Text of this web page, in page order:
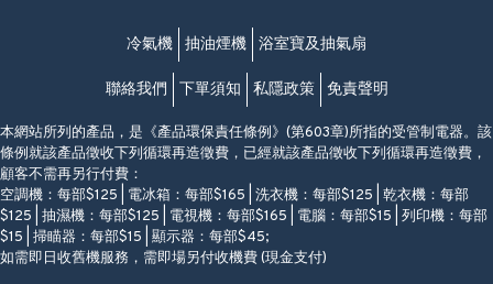
(黃竹坑地鐵站轉4M專線小巴)
冷氣機 抽油煙機 浴室寶及抽氣扇
聯絡我們 下單須知 私隱政策 免責聲明
本網站所列的產品，是《產品環保責任條例》(第603章)所指的受管制電器。該
條例就該產品徵收下列循環再造徵費，已經就該產品徵收下列循環再造徵費，
顧客不需再另行付費：
空調機：每部$125 | 電冰箱：每部$165 | 洗衣機：每部$125 | 乾衣機：每部
$125 | 抽濕機：每部$125 | 電視機：每部$165 | 電腦：每部$15 | 列印機：每部
$15 | 掃瞄器：每部$15 | 顯示器：每部$45;
如需即日收舊機服務，需即場另付收機費 (現金支付)